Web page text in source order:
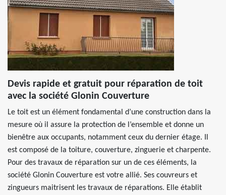
Devis rapide et gratuit pour réparation de toit
avec la société Glonin Couverture
Le toit est un élément fondamental d’une construction dans la
mesure où il assure la protection de l’ensemble et donne un
bienêtre aux occupants, notamment ceux du dernier étage. Il
est composé de la toiture, couverture, zinguerie et charpente.
Pour des travaux de réparation sur un de ces éléments, la
société Glonin Couverture est votre allié. Ses couvreurs et
zingueurs maitrisent les travaux de réparations. Elle établit